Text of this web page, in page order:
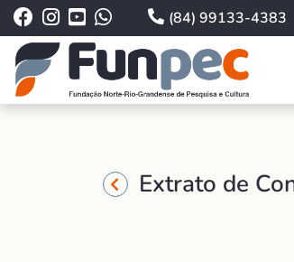
(84) 99133-4383
Extrato de